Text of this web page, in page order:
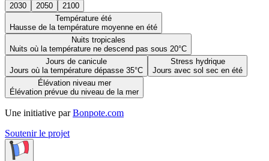
2030 2050
2100
Température été
Hausse de la température moyenne en été
Nuits tropicales
Nuits où la température ne descend pas sous 20°C
Jours de canicule
Jours où la température dépasse 35°C
Stress hydrique
Jours avec sol sec en été
Élévation niveau mer
Élévation prévue du niveau de la mer
Une initiative par Bonpote.com
Soutenir le projet